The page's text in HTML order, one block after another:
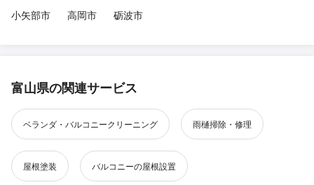
小矢部市
高岡市 砺波市
富山県の関連サービス
ベランダ・バルコニークリーニング 雨樋掃除・修理
屋根塗装 バルコニーの屋根設置